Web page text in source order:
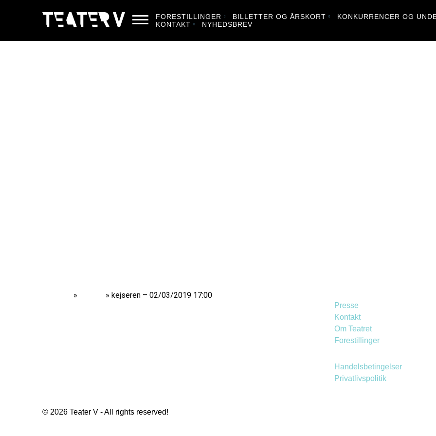
FORESTILLINGER BILLETTER OG ÅRSKORT KONKURRENCER OG
KONTAKT
NYHEDSBREV
» » kejseren – 02/03/2019 17:00
Presse
Kontakt
Om Teatret
Forestillinger
Handelsbetingelser
Privatlivspolitik
© 2026 Teater V - All rights reserved!